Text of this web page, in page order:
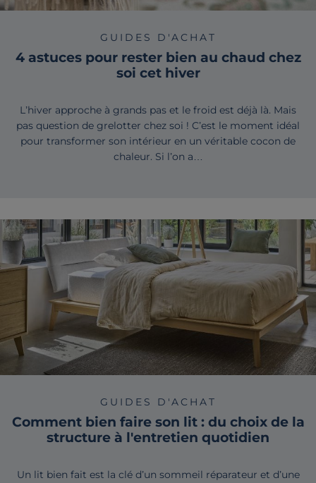
GUIDES D'ACHAT
4 astuces pour rester bien au chaud chez
soi cet hiver
L’hiver approche à grands pas et le froid est déjà là. Mais
pas question de grelotter chez soi ! C’est le moment idéal
pour transformer son intérieur en un véritable cocon de
chaleur. Si l’on a…
GUIDES D'ACHAT
Comment bien faire son lit : du choix de la
structure à l'entretien quotidien
Un lit bien fait est la clé d’un sommeil réparateur et d’une